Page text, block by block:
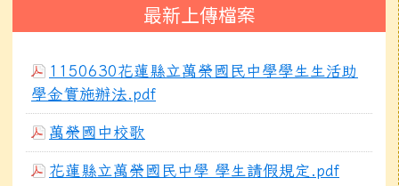
最新上傳檔案
1150630花蓮縣立萬榮國民中學學生生活助
學金實施辦法.pdf
萬榮國中校歌
花蓮縣立萬榮國民中學 學生請假規定.pdf